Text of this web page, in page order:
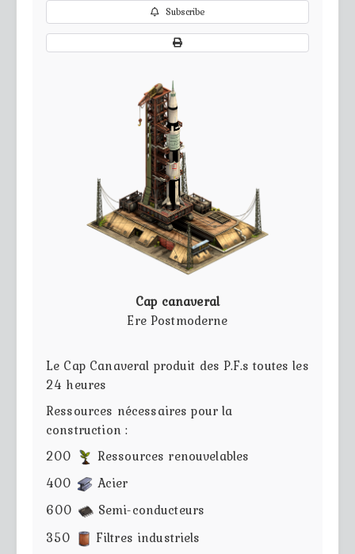
Subscribe
Cap canaveral
Ere Postmoderne
Le Cap Canaveral produit des P.F.s toutes les
24 heures
Ressources nécessaires pour la
construction :
200
Ressources renouvelables
400
Acier
600
Semi-conducteurs
350
Filtres industriels